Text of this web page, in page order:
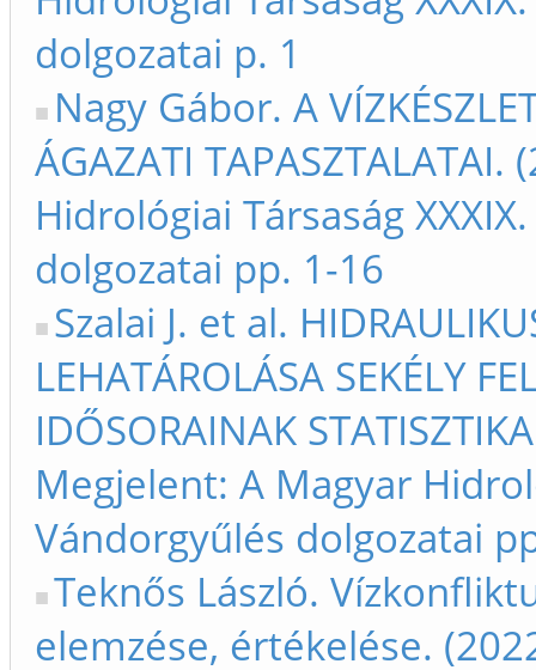
dolgozatai p. 1
Nagy Gábor. A
ÁGAZATI
Hidrológiai Társaság
dolgozatai pp. 1-16
Szalai J. et al.
LEHATÁROLÁSA SEKÉLY
IDŐSORAINAK
Megjelent: A Magyar
Vándorgyűlés dolgozatai
Teknős László.
elemzése, értékelése.